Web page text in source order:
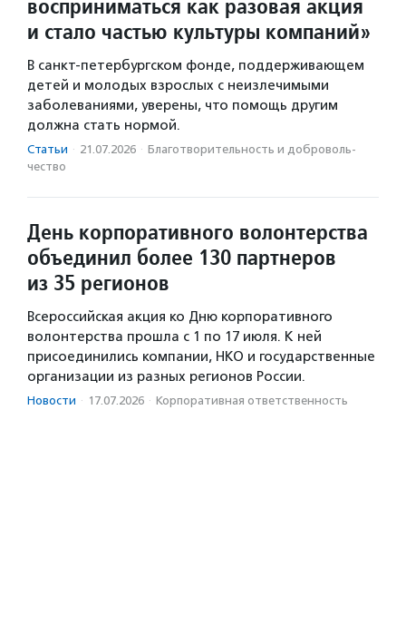
восприниматься как разовая акция
и стало частью культуры компаний»
В санкт-петербургском фонде, поддерживающем
детей и молодых взрослых с неизлечимыми
заболеваниями, уверены, что помощь другим
должна стать нормой.
Статьи · 21.07.2026 · Благотвори­тель­ность и доброволь­
чест­во
День корпоративного волонтерства
объединил более 130 партнеров
из 35 регионов
Всероссийская акция ко Дню корпоративного
волонтерства прошла с 1 по 17 июля. К ней
присоединились компании, НКО и государственные
организации из разных регионов России.
Новости · 17.07.2026 · Корпоративная ответственность